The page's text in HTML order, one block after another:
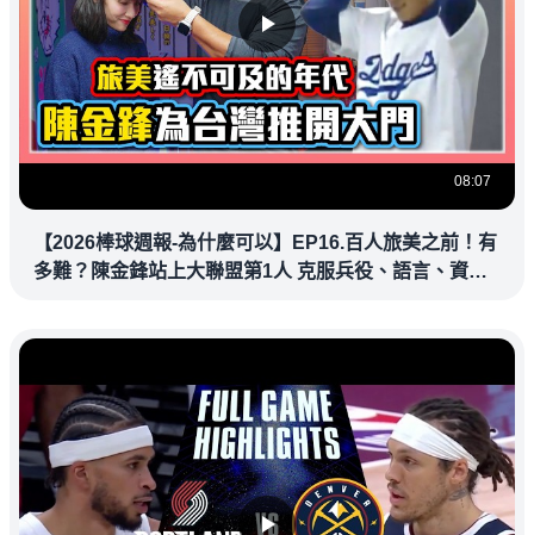
08:07
【2026棒球週報-為什麼可以】EP16.百人旅美之前！有
多難？陳金鋒站上大聯盟第1人 克服兵役、語言、資訊